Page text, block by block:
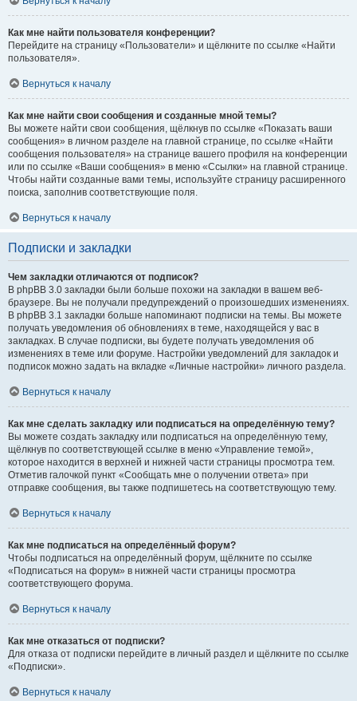
Как мне найти пользователя конференции?
Перейдите на страницу «Пользователи» и щёлкните по ссылке «Найти
пользователя».
Вернуться к началу
Как мне найти свои сообщения и созданные мной темы?
Вы можете найти свои сообщения, щёлкнув по ссылке «Показать ваши
сообщения» в личном разделе на главной странице, по ссылке «Найти
сообщения пользователя» на странице вашего профиля на конференции
или по ссылке «Ваши сообщения» в меню «Ссылки» на главной странице.
Чтобы найти созданные вами темы, используйте страницу расширенного
поиска, заполнив соответствующие поля.
Вернуться к началу
Подписки и закладки
Чем закладки отличаются от подписок?
В phpBB 3.0 закладки были больше похожи на закладки в вашем веб-
браузере. Вы не получали предупреждений о произошедших изменениях.
В phpBB 3.1 закладки больше напоминают подписки на темы. Вы можете
получать уведомления об обновлениях в теме, находящейся у вас в
закладках. В случае подписки, вы будете получать уведомления об
изменениях в теме или форуме. Настройки уведомлений для закладок и
подписок можно задать на вкладке «Личные настройки» личного раздела.
Вернуться к началу
Как мне сделать закладку или подписаться на определённую тему?
Вы можете создать закладку или подписаться на определённую тему,
щёлкнув по соответствующей ссылке в меню «Управление темой»,
которое находится в верхней и нижней части страницы просмотра тем.
Отметив галочкой пункт «Сообщать мне о получении ответа» при
отправке сообщения, вы также подпишетесь на соответствующую тему.
Вернуться к началу
Как мне подписаться на определённый форум?
Чтобы подписаться на определённый форум, щёлкните по ссылке
«Подписаться на форум» в нижней части страницы просмотра
соответствующего форума.
Вернуться к началу
Как мне отказаться от подписки?
Для отказа от подписки перейдите в личный раздел и щёлкните по ссылке
«Подписки».
Вернуться к началу